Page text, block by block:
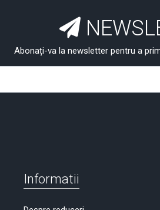
Abonați-va la newsletter pentru a
Informatii